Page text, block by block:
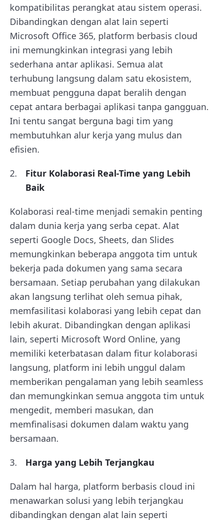
kompatibilitas perangkat atau sistem operasi.
Dibandingkan dengan alat lain seperti
Microsoft Office 365, platform berbasis cloud
ini memungkinkan integrasi yang lebih
sederhana antar aplikasi. Semua alat
terhubung langsung dalam satu ekosistem,
membuat pengguna dapat beralih dengan
cepat antara berbagai aplikasi tanpa gangguan.
Ini tentu sangat berguna bagi tim yang
membutuhkan alur kerja yang mulus dan
efisien.
Fitur Kolaborasi Real-Time yang Lebih
Baik
Kolaborasi real-time menjadi semakin penting
dalam dunia kerja yang serba cepat. Alat
seperti Google Docs, Sheets, dan Slides
memungkinkan beberapa anggota tim untuk
bekerja pada dokumen yang sama secara
bersamaan. Setiap perubahan yang dilakukan
akan langsung terlihat oleh semua pihak,
memfasilitasi kolaborasi yang lebih cepat dan
lebih akurat. Dibandingkan dengan aplikasi
lain, seperti Microsoft Word Online, yang
memiliki keterbatasan dalam fitur kolaborasi
langsung, platform ini lebih unggul dalam
memberikan pengalaman yang lebih seamless
dan memungkinkan semua anggota tim untuk
mengedit, memberi masukan, dan
memfinalisasi dokumen dalam waktu yang
bersamaan.
Harga yang Lebih Terjangkau
Dalam hal harga, platform berbasis cloud ini
menawarkan solusi yang lebih terjangkau
dibandingkan dengan alat lain seperti